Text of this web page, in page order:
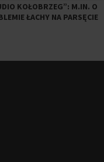
KOŁOBRZEG”: M.IN. O
ŁACHY NA PARSĘCIE